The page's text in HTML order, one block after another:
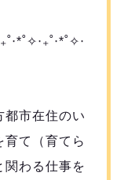
市在住のい
育て（育てら
関わる仕事を